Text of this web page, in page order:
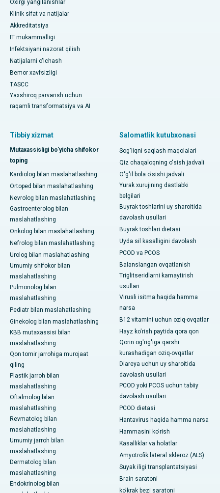
Oxirgi yangilanishlar
Klinik sifat va natijalar
Akkreditatsiya
IT mukammalligi
Infektsiyani nazorat qilish
Natijalarni o'lchash
Bemor xavfsizligi
TASCC
Yaxshiroq parvarish uchun
raqamli transformatsiya va AI
Tibbiy xizmat
Mutaxassisligi bo'yicha shifokor
toping
Kardiolog bilan maslahatlashing
Ortoped bilan maslahatlashing
Nevrolog bilan maslahatlashing
Gastroenterolog bilan
maslahatlashing
Onkolog bilan maslahatlashing
Nefrolog bilan maslahatlashing
Urolog bilan maslahatlashing
Umumiy shifokor bilan
maslahatlashing
Pulmonolog bilan
maslahatlashing
Pediatr bilan maslahatlashing
Ginekolog bilan maslahatlashing
KBB mutaxassisi bilan
maslahatlashing
Qon tomir jarrohiga murojaat
qiling
Plastik jarroh bilan
maslahatlashing
Oftalmolog bilan
maslahatlashing
Revmatolog bilan
maslahatlashing
Umumiy jarroh bilan
maslahatlashing
Dermatolog bilan
maslahatlashing
Endokrinolog bilan
Salomatlik kutubxonasi
Sog'liqni saqlash maqolalari
Qiz chaqaloqning o'sish jadvali
O'g'il bola o'sishi jadvali
Yurak xurujining dastlabki
belgilari
Buyrak toshlarini uy sharoitida
davolash usullari
Buyrak toshlari dietasi
Uyda sil kasalligini davolash
PCOD va PCOS
Balanslangan ovqatlanish
Triglitseridlarni kamaytirish
usullari
Virusli isitma haqida hamma
narsa
B12 vitamini uchun oziq-ovqatlar
Hayz ko'rish paytida qora qon
Qorin og'rig'iga qarshi
kurashadigan oziq-ovqatlar
Diareya uchun uy sharoitida
davolash usullari
PCOD yoki PCOS uchun tabiiy
davolash usullari
PCOD dietasi
Hantavirus haqida hamma narsa
Hammasini ko'rish
Kasalliklar va holatlar
Amyotrofik lateral skleroz (ALS)
Suyak iligi transplantatsiyasi
Brain saratoni
ko'krak bezi saratoni